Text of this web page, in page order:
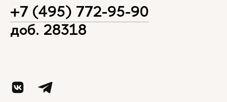
+7 (495) 772-95-90
доб. 28318